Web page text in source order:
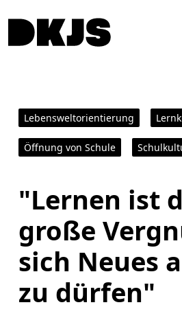
Lebensweltorientierung
Öffnung von Schule
"Lernen ist
große
sich Neues
zu dürfen"